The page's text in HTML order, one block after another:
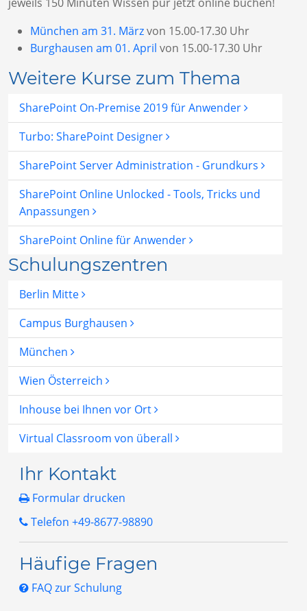
München am 31. Märzvon 15.00-17.30 Uhr
Burghausen am 01. April von 15.00-17.30 Uhr
Weitere Kurse zum Thema
SharePoint On-Premise 2019 für Anwender
Turbo: SharePoint Designer
SharePoint Server Administration - Grundkurs
SharePoint Online Unlocked - Tools, Tricks und
Anpassungen
SharePoint Online für Anwender
Schulungszentren
Berlin Mitte
Campus Burghausen
München
Wien Österreich
Inhouse bei Ihnen vor Ort
Virtual Classroom von überall
Ihr Kontakt
Formular drucken
Telefon +49-8677-98890
Häufige Fragen
FAQ zur Schulung